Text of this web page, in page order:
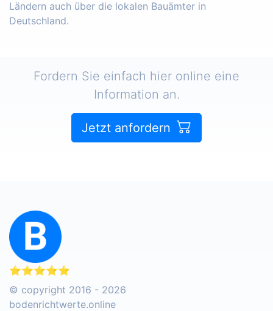
Ländern auch über die lokalen Bauämter in
Deutschland.
Fordern Sie einfach hier online eine
Information an.
Jetzt anfordern
⭐⭐⭐⭐⭐
© copyright 2016 - 2026
bodenrichtwerte.online